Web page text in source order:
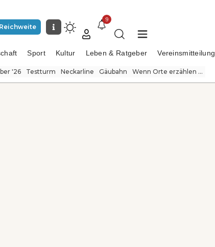
Reichweite
9
Sport Kultur Leben & Ratgeber Vereinsmitteilung
'26 Testturm Neckarline Gäubahn Wenn Orte erzählen ...